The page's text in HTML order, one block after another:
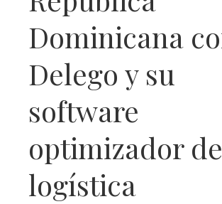
Dominicana
Delego y su
software
optimizador de
logística